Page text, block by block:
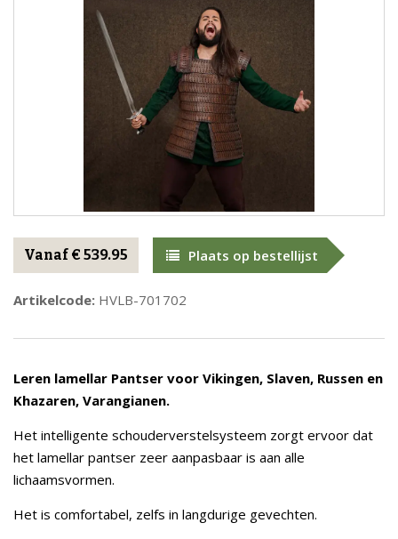
Vanaf € 539.95 Plaats op bestellijst
Artikelcode: HVLB-701702
Leren lamellar Pantser voor Vikingen, Slaven, Russen en
Khazaren, Varangianen.
Het intelligente schouderverstelsysteem zorgt ervoor dat
het lamellar pantser zeer aanpasbaar is aan alle
lichaamsvormen.
Het is comfortabel, zelfs in langdurige gevechten.